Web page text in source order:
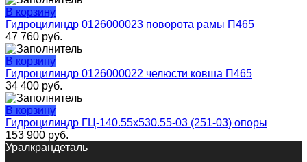
В корзину
Гидроцилиндр 0126000023 поворота рамы П465
47 760 руб.
В корзину
Гидроцилиндр 0126000022 челюсти ковша П465
34 400 руб.
В корзину
Гидроцилиндр ГЦ-140.55х530.55-03 (251-03) опоры
153 900 руб.
Уралкрандеталь